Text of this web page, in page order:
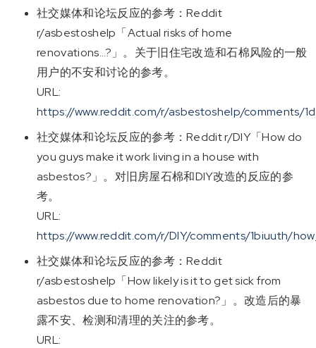
社交媒体和论坛反应的参考：Reddit
r/asbestoshelp「Actual risks of home
renovations…?」。关于旧住宅改造和石棉风险的一般
用户的不安和讨论的参考。
URL:
https://www.reddit.com/r/asbestoshelp/comments/
社交媒体和论坛反应的参考：Reddit r/DIY「How do
you guys make it work living in a house with
asbestos?」。对旧房屋石棉和DIY改造的反应的参
考。
URL:
https://www.reddit.com/r/DIY/comments/1biuuth/
社交媒体和论坛反应的参考：Reddit
r/asbestoshelp「How likely is it to get sick from
asbestos due to home renovation?」。改造后的暴
露不安、检测和清理的关注的参考。
URL: